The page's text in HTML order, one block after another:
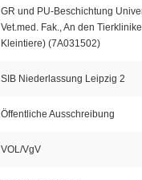
GR und PU-Beschichtung
Vet.med. Fak., An den
Kleintiere) (7A031502)
SIB Niederlassung Leipzig 2
Öffentliche Ausschreibung
VOL/VgV